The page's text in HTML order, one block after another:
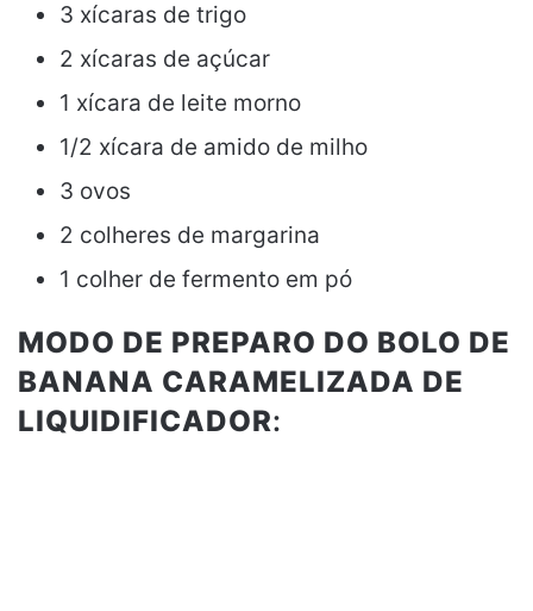
3 xícaras de trigo
2 xícaras de açúcar
1 xícara de leite morno
1/2 xícara de amido de milho
3 ovos
2 colheres de margarina
1 colher de fermento em pó
MODO DE PREPARO DO BOLO DE
BANANA CARAMELIZADA DE
LIQUIDIFICADOR: